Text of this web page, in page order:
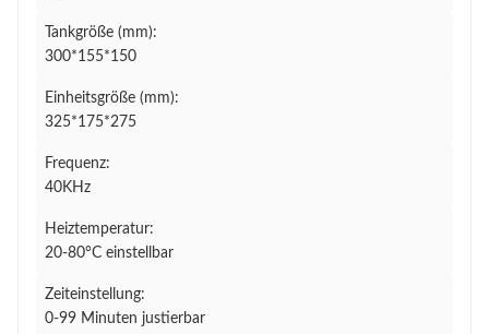
Tankgröße (mm):
300*155*150
Einheitsgröße (mm):
325*175*275
Frequenz:
40KHz
Heiztemperatur:
20-80°C einstellbar
Zeiteinstellung:
0-99 Minuten justierbar